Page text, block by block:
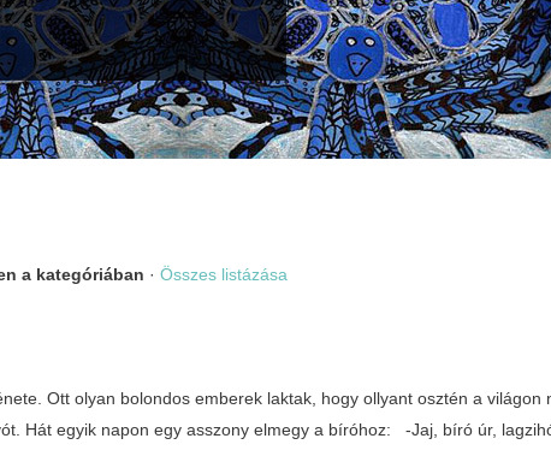
a kategóriában · Összes listázása
Ott olyan bolondos emberek laktak, hogy ollyant osztén a
Hát egyik napon egy asszony elmegy a bíróhoz: -Jaj, bíró úr,